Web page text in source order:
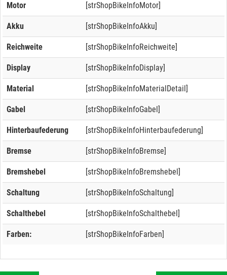
Motor [strShopBikeInfoMotor]
Akku [strShopBikeInfoAkku]
Reichweite [strShopBikeInfoReichweite]
Display [strShopBikeInfoDisplay]
Material [strShopBikeInfoMaterialDetail]
Gabel [strShopBikeInfoGabel]
Hinterbaufederung [strShopBikeInfoHinterbaufederung]
Bremse [strShopBikeInfoBremse]
Bremshebel [strShopBikeInfoBremshebel]
Schaltung [strShopBikeInfoSchaltung]
Schalthebel [strShopBikeInfoSchalthebel]
Farben: [strShopBikeInfoFarben]